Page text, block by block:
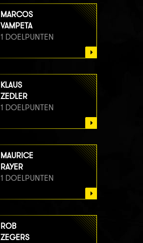
MARCOS
VAMPETA
1 DOELPUNTEN
KLAUS
ZEDLER
1 DOELPUNTEN
MAURICE
RAYER
1 DOELPUNTEN
ROB
ZEGERS